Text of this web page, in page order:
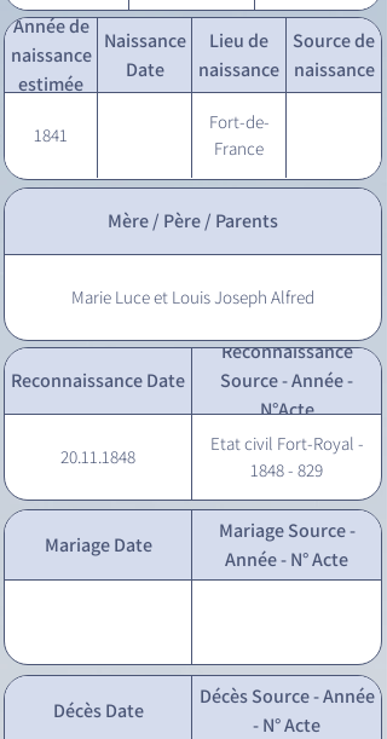
Année de
naissance
estimée
Naissance
Date
Lieu de
naissance
Source de
naissance
1841
Fort-de-
France
Mère / Père / Parents
Marie Luce et Louis Joseph Alfred
Reconnaissance Date
Reconnaissance
Source - Année -
N°Acte
20.11.1848
Etat civil Fort-Royal -
1848 - 829
Mariage Date
Mariage Source -
Année - N° Acte
Décès Date
Décès Source - Année
- N° Acte